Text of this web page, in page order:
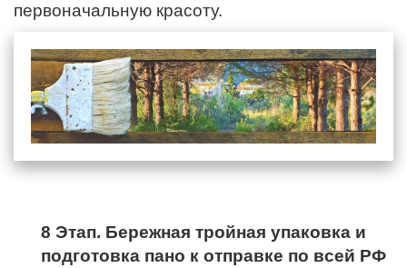
первоначальную красоту.
8 Этап. Бережная тройная упаковка и
подготовка пано к отправке по всей РФ